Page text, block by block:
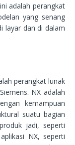
adalah perangkat
yang senang
layar dan di dalam
perangkat lunak
NX adalah
kemampuan
suatu bagian
jadi, seperti
NX, seperti